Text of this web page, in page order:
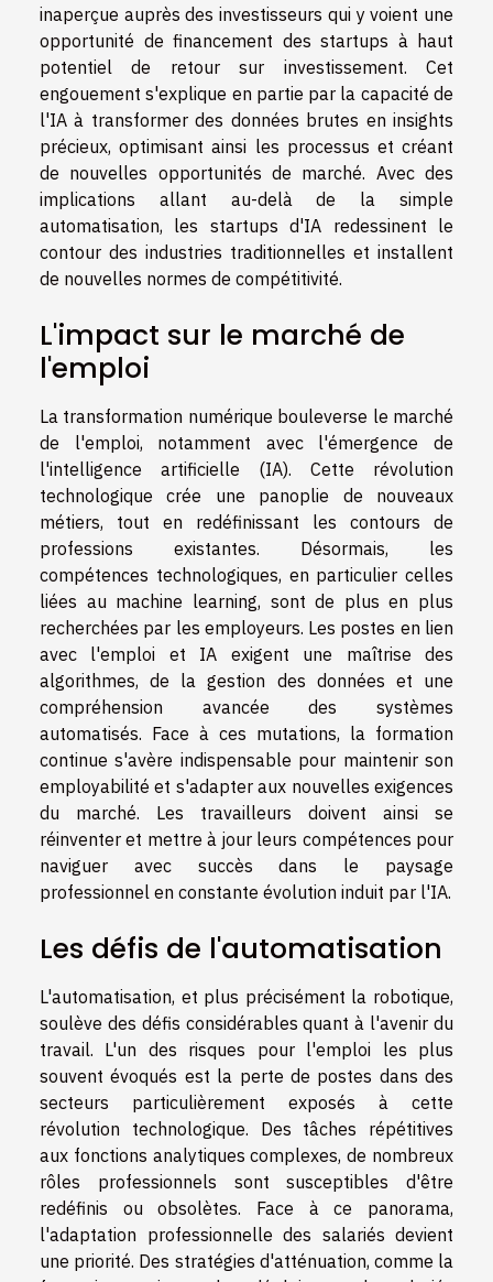
inaperçue auprès des investisseurs qui y voient une
opportunité de financement des startups à haut
potentiel de retour sur investissement. Cet
engouement s'explique en partie par la capacité de
l'IA à transformer des données brutes en insights
précieux, optimisant ainsi les processus et créant
de nouvelles opportunités de marché. Avec des
implications allant au-delà de la simple
automatisation, les startups d'IA redessinent le
contour des industries traditionnelles et installent
de nouvelles normes de compétitivité.
L'impact sur le marché de
l'emploi
La transformation numérique bouleverse le marché
de l'emploi, notamment avec l'émergence de
l'intelligence artificielle (IA). Cette révolution
technologique crée une panoplie de nouveaux
métiers, tout en redéfinissant les contours de
professions existantes. Désormais, les
compétences technologiques, en particulier celles
liées au machine learning, sont de plus en plus
recherchées par les employeurs. Les postes en lien
avec l'emploi et IA exigent une maîtrise des
algorithmes, de la gestion des données et une
compréhension avancée des systèmes
automatisés. Face à ces mutations, la formation
continue s'avère indispensable pour maintenir son
employabilité et s'adapter aux nouvelles exigences
du marché. Les travailleurs doivent ainsi se
réinventer et mettre à jour leurs compétences pour
naviguer avec succès dans le paysage
professionnel en constante évolution induit par l'IA.
Les défis de l'automatisation
L'automatisation, et plus précisément la robotique,
soulève des défis considérables quant à l'avenir du
travail. L'un des risques pour l'emploi les plus
souvent évoqués est la perte de postes dans des
secteurs particulièrement exposés à cette
révolution technologique. Des tâches répétitives
aux fonctions analytiques complexes, de nombreux
rôles professionnels sont susceptibles d'être
redéfinis ou obsolètes. Face à ce panorama,
l'adaptation professionnelle des salariés devient
une priorité. Des stratégies d'atténuation, comme la